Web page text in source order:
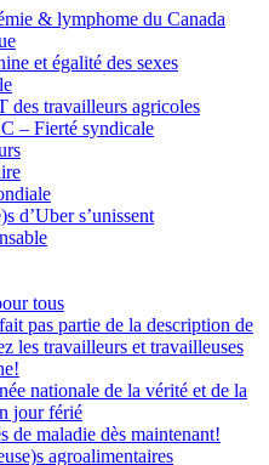
& lymphome du Canada
et égalité des sexes
travailleurs agricoles
– Fierté syndicale
d’Uber s’unissent
tous
pas partie de la description de
les travailleurs et travailleuses
nationale de la vérité et de la
jour férié
de maladie dès maintenant!
agroalimentaires